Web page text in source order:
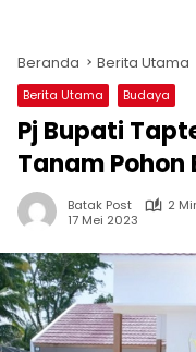
Beranda Berita Utama
Berita Utama Budaya
Pj Bupati
Tanam Pohon
Batak Post
2
17 Mei 2023